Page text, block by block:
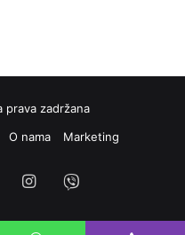
zadržana
O nama Marketing
Instagram
Viber